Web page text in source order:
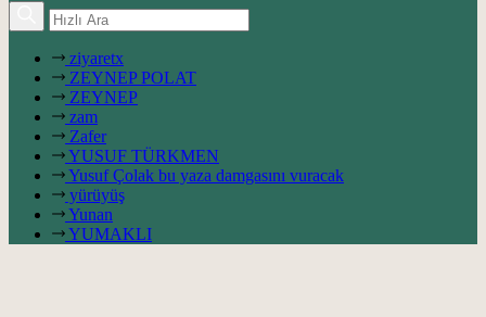
ziyaretx
ZEYNEP POLAT
ZEYNEP
zam
Zafer
YUSUF TÜRKMEN
Yusuf Çolak bu yaza damgasını vuracak
yürüyüş
Yunan
YUMAKLI